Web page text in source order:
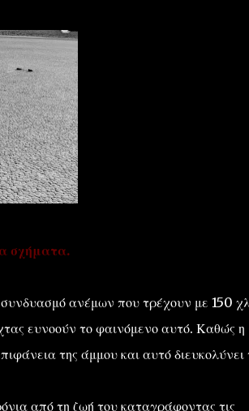
σχήματα.
συνδυασμό ανέμων που τρέχουν με 150
ευνοούν το φαινόμενο αυτό. Καθώς η
της άμμου και αυτό διευκολύνει
από τη ζωή του καταγράφοντας τις